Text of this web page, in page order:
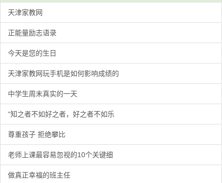
天津家教网
正能量励志语录
今天是您的生日
天津家教网玩手机是如何影响成绩的
中学生周末真实的一天
“知之者不如好之者，好之者不如乐
尊重孩子 拒绝攀比
老师上课最容易忽视的10个关键细
做真正幸福的班主任